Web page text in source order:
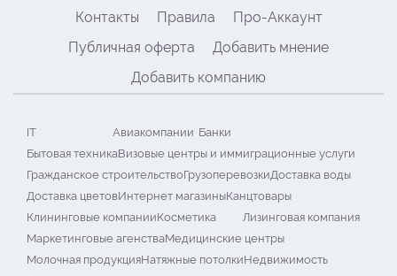
Контакты
Правила
Про-Аккаунт
Публичная оферта
Добавить мнение
Добавить компанию
IT Авиакомпании Банки
Бытовая техникаВизовые центры и иммиграционные услуги
Гражданское строительствоГрузоперевозкиДоставка воды
Доставка цветовИнтернет магазиныКанцтовары
Клининговые компанииКосметика
Лизинговая компания
Маркетинговые агенстваМедицинские центры
Молочная продукцияНатяжные потолкиНедвижимость